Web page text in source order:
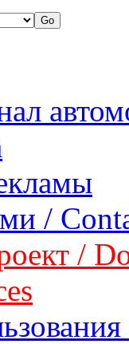
/
/